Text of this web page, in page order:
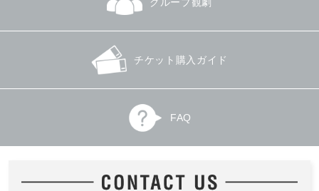
グループ観劇
チケット購入ガイド
FAQ